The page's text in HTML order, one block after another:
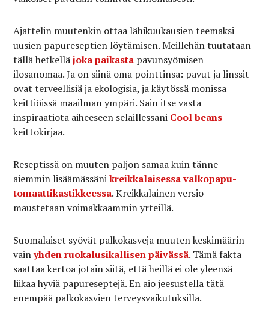
Ajattelin muutenkin ottaa lähikuukausien teemaksi
uusien papureseptien löytämisen. Meillehän tuutataan
tällä hetkelläjoka paikasta pavunsyömisen
ilosanomaa. Ja on siinä oma pointtinsa: pavut ja linssit
ovat terveellisiä ja ekologisia, ja käytössä monissa
keittiöissä maailman ympäri. Sain itse vasta
inspiraatiota aiheeseen selaillessani Cool beans-
keittokirjaa.
Reseptissä on muuten paljon samaa kuin tänne
aiemmin lisäämässänikreikkalaisessa valkopapu-
tomaattikastikkeessa. Kreikkalainen versio
maustetaan voimakkaammin yrteillä.
Suomalaiset syövät palkokasveja muuten keskimäärin
vainyhden ruokalusikallisen päivässä. Tämä fakta
saattaa kertoa jotain siitä, että heillä ei ole yleensä
liikaa hyviä papureseptejä. En aio jeesustella tätä
enempää palkokasvien terveysvaikutuksilla.